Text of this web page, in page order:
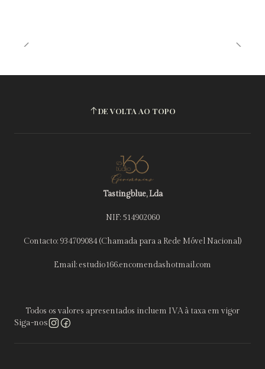
DE VOLTA AO TOPO
Tastingblue, Lda
NIF: 514902060
Contacto: 934709084 (Chamada para a Rede Móvel Nacional)
Email: estudio166.encomendashotmail.com
Todos os valores apresentados incluem IVA à taxa em vigor
Siga-nos